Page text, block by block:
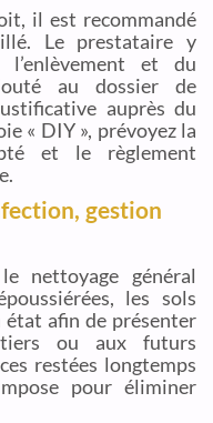
il est recommandé
Le prestataire y
et du
au dossier de
auprès du
« DIY », prévoyez la
et le règlement
gestion
nettoyage général
les sols
état afin de présenter
ou aux futurs
restées longtemps
pour éliminer